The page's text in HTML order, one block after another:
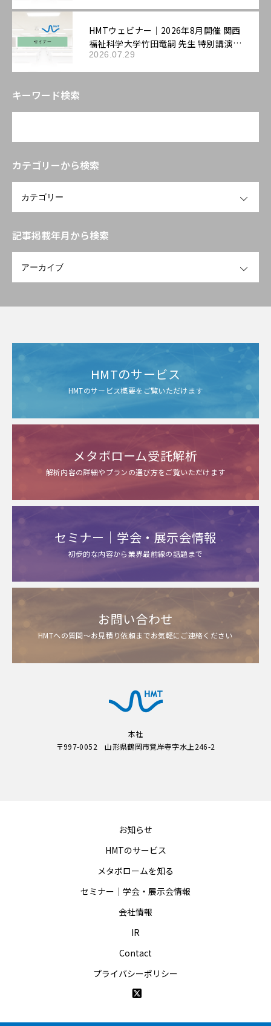
評価戦略」
HMTウェビナー｜2026年8月開催 関西
福祉科学大学竹田竜嗣 先生 特別講演
「第3回機能性表示ラボ：ロンジェビテ
ィ市場の最新動向と「機能性表示食
み立て方」
2026.07.29
キーワード検索
カテゴリーから検索
OPEN
記事掲載年月から検索
OPEN
HMTのサービス
HMTのサービス概要をご覧いただけます
メタボローム受託解析
解析内容の詳細やプランの選び方をご覧いただけます
セミナー｜学会・展示会情報
初歩的な内容から業界最前線の話題まで
お問い合わせ
HMTへの質問～お見積り依頼までお気軽にご連絡ください
本社
〒997-0052 山形県鶴岡市覚岸寺字水上246-2
お知らせ
HMTのサービス
メタボロームを知る
セミナー｜学会・展示会情報
会社情報
IR
Contact
プライバシーポリシー